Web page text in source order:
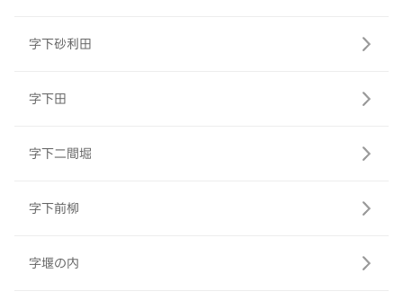
字下砂利田
字下田
字下二間堀
字下前柳
字堰の内